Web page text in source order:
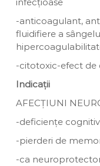
-anticoagulant,
fluidifiere a
-citotoxic-efect de
Indicații
AFECȚIUNI
-deficiențe
-pierderi de
-ca